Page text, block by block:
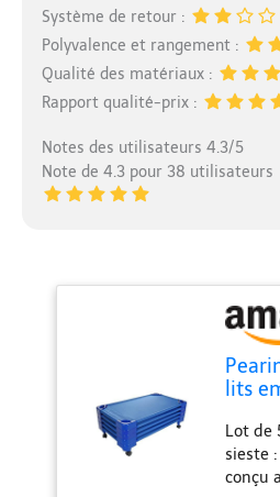
Système de retour :
Polyvalence et rangement :
Qualité des matériaux :
Rapport qualité-prix :
Notes des utilisateurs 4.3/5
Note de 4.3 pour 38 utilisateurs
lits
Lot de
sieste
conçu